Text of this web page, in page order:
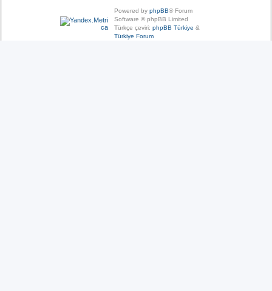
Powered by phpBB® Forum
Software © phpBB Limited
Türkçe çeviri: phpBB Türkiye &
Türkiye Forum